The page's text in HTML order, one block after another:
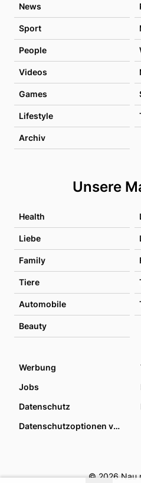
News
Sport
People
Videos
Games
Lifestyle
Archiv
Unsere
Health
Liebe
Family
Tiere
Automobile
Beauty
Werbung
Jobs
Datenschutz
Datenschutzoptionen verwalten
© 2026 Nau